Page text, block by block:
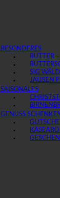
BESONDERES
BUTTER
SIG
JAUSEN
SAISONALES
GENUSS